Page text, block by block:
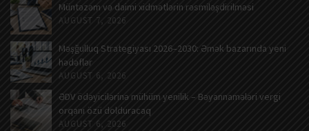
Müntəzəm və daimi xidmətlərin rəsmiləşdirilməsi
AUGUST 7, 2026
Məşğulluq Strategiyası 2026–2030: Əmək bazarında yeni
hədəflər
AUGUST 6, 2026
ƏDV ödəyicilərinə mühüm yenilik – Bəyannamələri vergi
orqanı özü dolduracaq
AUGUST 6, 2026